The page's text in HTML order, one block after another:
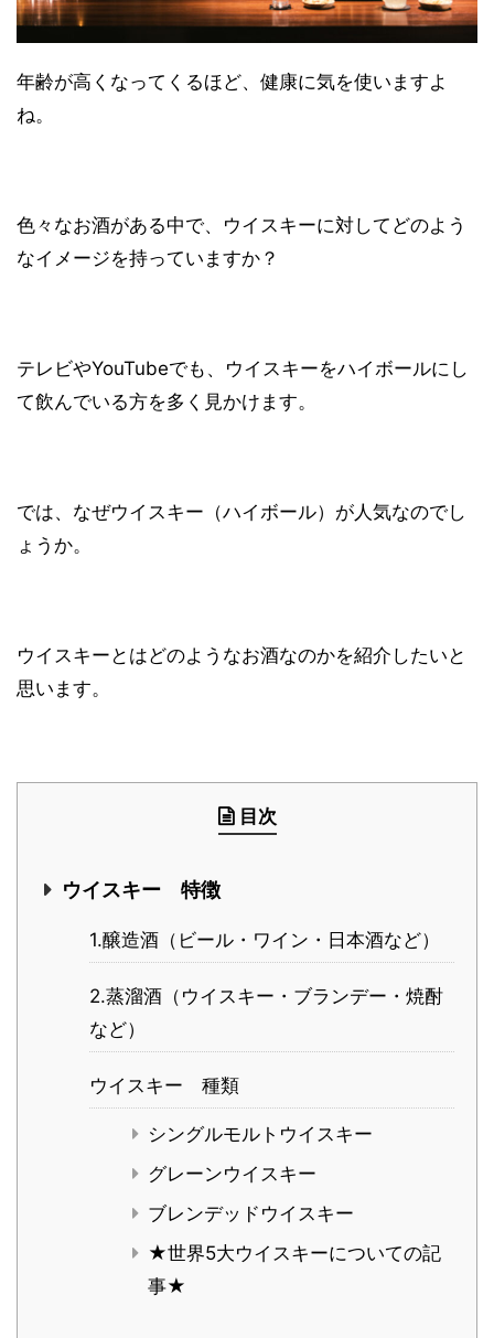
年齢が高くなってくるほど、健康に気を使いますよ
ね。
色々なお酒がある中で、ウイスキーに対してどのよう
なイメージを持っていますか？
テレビやYouTubeでも、ウイスキーをハイボールにし
て飲んでいる方を多く見かけます。
では、なぜウイスキー（ハイボール）が人気なのでし
ょうか。
ウイスキーとはどのようなお酒なのかを紹介したいと
思います。
目次
ウイスキー 特徴
1.醸造酒（ビール・ワイン・日本酒など）
2.蒸溜酒（ウイスキー・ブランデー・焼酎
など）
ウイスキー 種類
シングルモルトウイスキー
グレーンウイスキー
ブレンデッドウイスキー
★世界5大ウイスキーについての記
事★